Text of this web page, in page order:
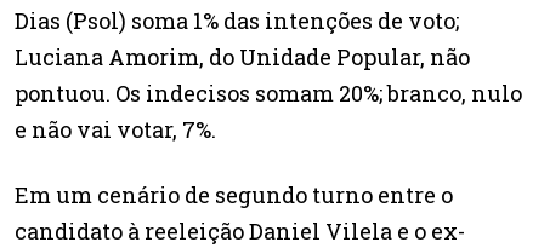
Dias (Psol) soma 1% das intenções de voto;
Luciana Amorim, do Unidade Popular, não
pontuou. Os indecisos somam 20%; branco, nulo
e não vai votar, 7%.
Em um cenário de segundo turno entre o
candidato à reeleição Daniel Vilela e o ex-